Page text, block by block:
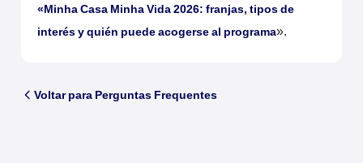
«Minha Casa Minha Vida 2026: franjas, tipos de
interés y quién puede acogerse al programa».
Voltar para Perguntas Frequentes